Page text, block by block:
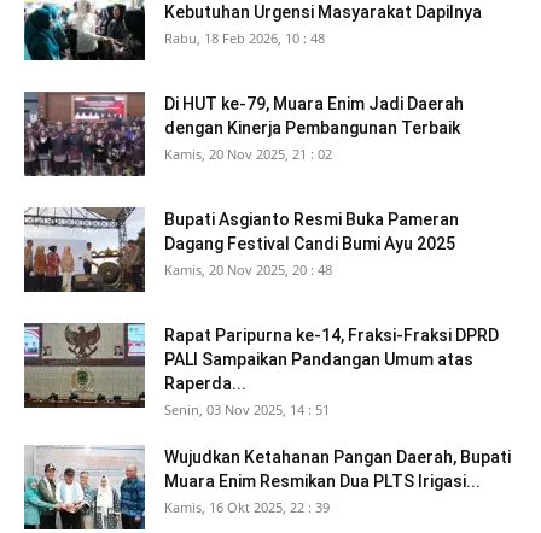
Kebutuhan Urgensi Masyarakat Dapilnya
Rabu, 18 Feb 2026, 10 : 48
Di HUT ke-79, Muara Enim Jadi Daerah
dengan Kinerja Pembangunan Terbaik
Kamis, 20 Nov 2025, 21 : 02
Bupati Asgianto Resmi Buka Pameran
Dagang Festival Candi Bumi Ayu 2025
Kamis, 20 Nov 2025, 20 : 48
Rapat Paripurna ke-14, Fraksi-Fraksi DPRD
PALI Sampaikan Pandangan Umum atas
Raperda...
Senin, 03 Nov 2025, 14 : 51
Wujudkan Ketahanan Pangan Daerah, Bupati
Muara Enim Resmikan Dua PLTS Irigasi...
Kamis, 16 Okt 2025, 22 : 39